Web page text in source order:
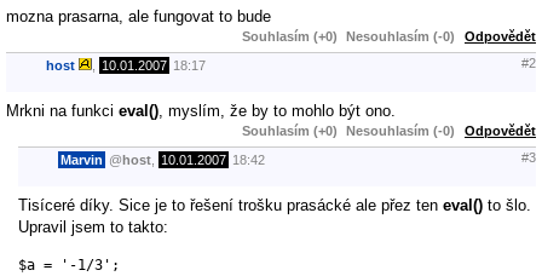
mozna prasarna, ale fungovat to bude
Souhlasím (+0) Nesouhlasím (-0) Odpovědět
host 10.01.2007 18:17 #2
Mrkni na funkci eval() , myslím, že by to mohlo být ono.
Souhlasím (+0) Nesouhlasím (-0) Odpovědět
Marvin @host 10.01.2007 18:42 #3
Tisíceré díky. Sice je to řešení trošku prasácké ale přez ten eval() to šlo.
Upravil jsem to takto:
$a = '-1/3';